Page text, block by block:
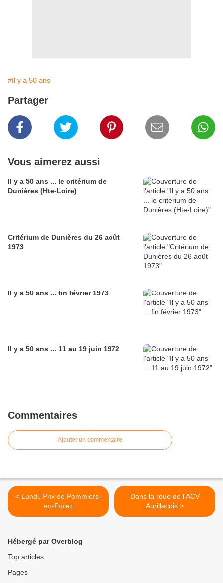
#Il y a 50 ans
Partager
Vous aimerez aussi
Il y a 50 ans ... le critérium de
Dunières (Hte-Loire)
Critérium de Dunières du 26 août
1973
Il y a 50 ans ... fin février 1973
Il y a 50 ans ... 11 au 19 juin 1972
Commentaires
Ajouter un commentaire
< Lundi, Prix de Pommiers-
en-Forez
Dans la roue de l'ACV
Aurillacois >
Hébergé par Overblog
Top articles
Pages